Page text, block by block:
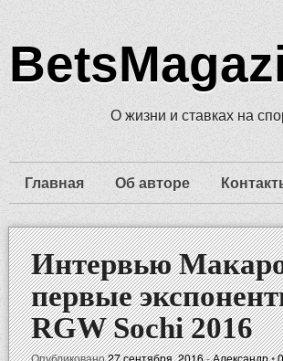
О жизни и ставках на
Главная Об авторе
Интервью
первые
RGW Sochi 2016
Опубликовано27 сентября, 2016-Александр•